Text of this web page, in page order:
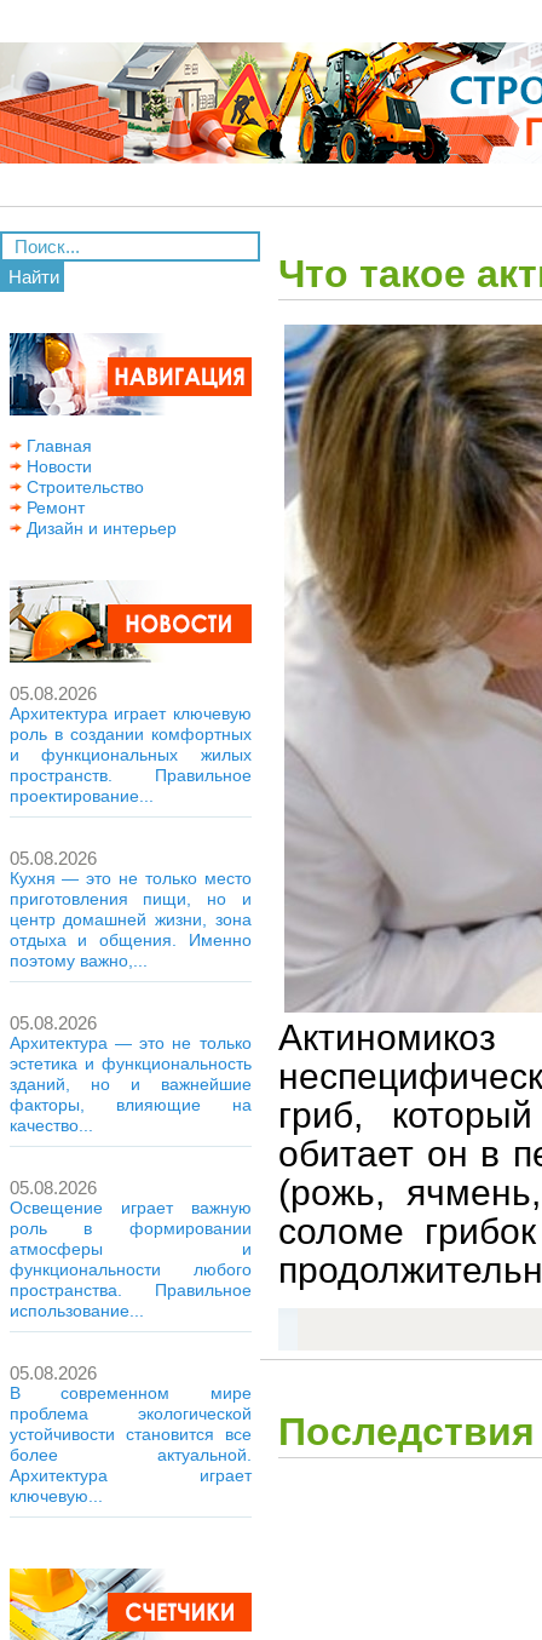
Найти
Главная
Новости
Строительство
Ремонт
Дизайн и интерьер
05.08.2026
Архитектура играет ключевую
роль в создании комфортных
и функциональных жилых
пространств. Правильное
проектирование...
05.08.2026
Кухня — это не только место
приготовления пищи, но и
центр домашней жизни, зона
отдыха и общения. Именно
поэтому важно,...
05.08.2026
Архитектура — это не только
эстетика и функциональность
зданий, но и важнейшие
факторы, влияющие на
качество...
05.08.2026
Освещение играет важную
роль в формировании
атмосферы и
функциональности любого
пространства. Правильное
использование...
05.08.2026
В современном мире
проблема экологической
устойчивости становится все
более актуальной.
Архитектура играет
ключевую...
Что такое
гриб,
обитает он в
(рожь,
соломе
Последствия